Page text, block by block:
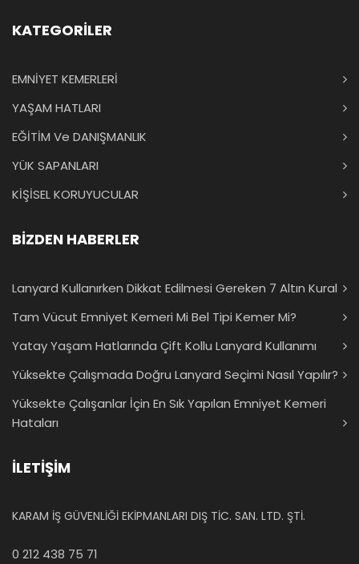
KATEGORİLER
EMNİYET KEMERLERİ
YAŞAM HATLARI
EĞİTİM Ve DANIŞMANLIK
YÜK SAPANLARI
KİŞİSEL KORUYUCULAR
BİZDEN HABERLER
Lanyard Kullanırken Dikkat Edilmesi Gereken 7 Altın Kural
Tam Vücut Emniyet Kemeri Mi Bel Tipi Kemer Mi?
Yatay Yaşam Hatlarında Çift Kollu Lanyard Kullanımı
Yüksekte Çalışmada Doğru Lanyard Seçimi Nasıl Yapılır?
Yüksekte Çalışanlar İçin En Sık Yapılan Emniyet Kemeri
Hataları
İLETİŞİM
KARAM İŞ GÜVENLİĞİ EKİPMANLARI DIŞ TİC. SAN. LTD. ŞTİ.
0 212 438 75 71